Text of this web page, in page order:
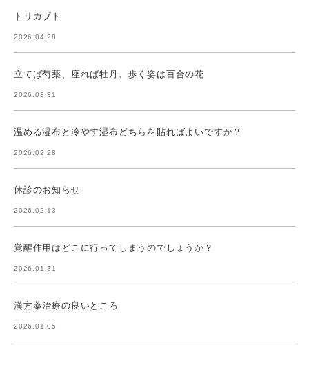
トリカブト
2026.04.28
立てば芍薬、座れば牡丹、歩く姿は百合の花
2026.03.31
温める湿布と冷やす湿布どちらを貼ればよいですか？
2026.02.28
休診のお知らせ
2026.02.13
覚醒作用はどこに行ってしまうのでしょうか？
2026.01.31
漢方薬治療の良いところ
2026.01.05